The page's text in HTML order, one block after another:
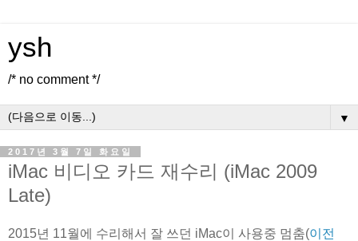
ysh
/* no comment */
▼
2017년 3월 7일 화요일
iMac 비디오 카드 재수리 (iMac 2009
Late)
2015년 11월에 수리해서 잘 쓰던 iMac이 사용중 멈춤(이전